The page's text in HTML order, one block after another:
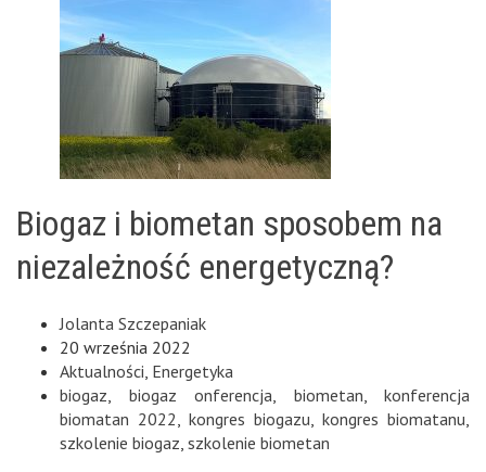
Biogaz i biometan sposobem na
niezależność energetyczną?
Jolanta Szczepaniak
20 września 2022
Aktualności, Energetyka
biogaz, biogaz onferencja, biometan, konferencja
biomatan 2022, kongres biogazu, kongres biomatanu,
szkolenie biogaz, szkolenie biometan